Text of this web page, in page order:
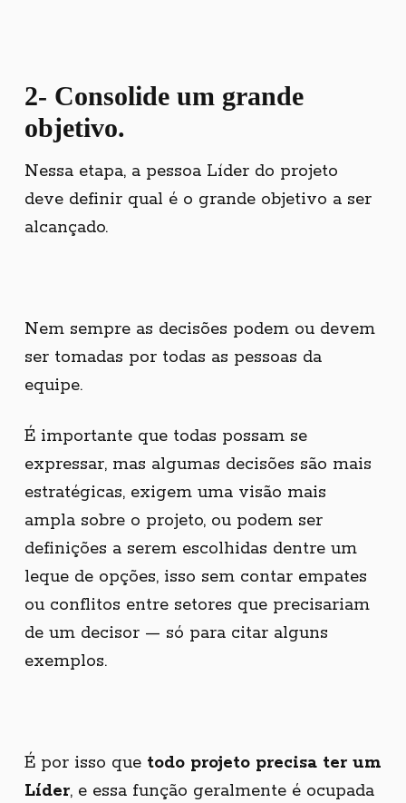
2- Consolide um grande
objetivo.
Nessa etapa, a pessoa Líder do projeto
deve definir qual é o grande objetivo a ser
alcançado.
Nem sempre as decisões podem ou devem
ser tomadas por todas as pessoas da
equipe.
É importante que todas possam se
expressar, mas algumas decisões são mais
estratégicas, exigem uma visão mais
ampla sobre o projeto, ou podem ser
definições a serem escolhidas dentre um
leque de opções, isso sem contar empates
ou conflitos entre setores que precisariam
de um decisor — só para citar alguns
exemplos.
É por isso que todo projeto precisa ter um
Líder, e essa função geralmente é ocupada